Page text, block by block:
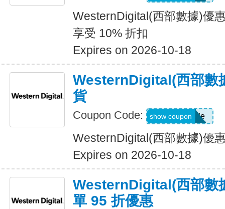
WesternDigital(西部數據)優
享受 10% 折扣
Expires on 2026-10-18
WesternDigital(西部數
貨
Coupon Code: Show Code
show coupon
WesternDigital(西部數據)優
Expires on 2026-10-18
WesternDigital(西部數
單 95 折優惠